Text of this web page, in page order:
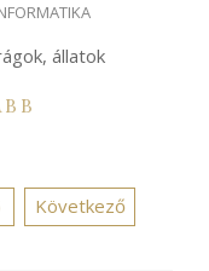
állatok
Következő